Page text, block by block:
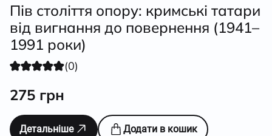
Пів століття опору: кримські татари
від вигнання до повернення (1941–
1991 роки)
(0)
275 грн
Детальніше Додати в кошик